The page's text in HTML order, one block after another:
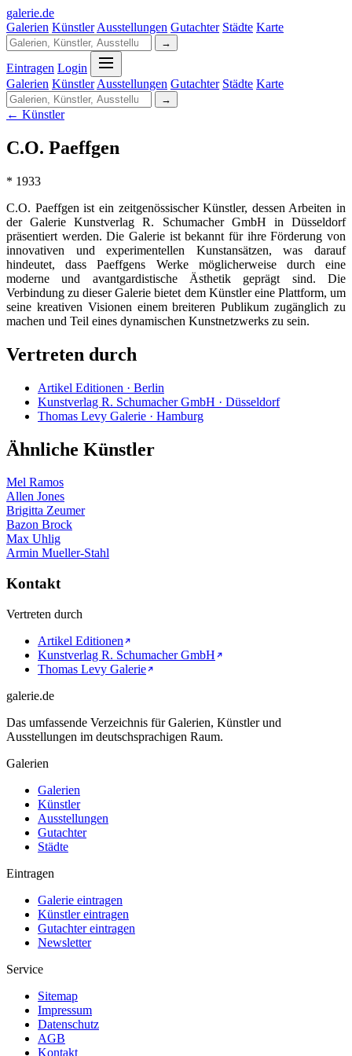
galerie.de
Galerien Künstler Ausstellungen Gutachter Städte Karte
→
Eintragen Login
Galerien Künstler Ausstellungen Gutachter Städte Karte
→
← Künstler
C.O. Paeffgen
* 1933
C.O. Paeffgen ist ein zeitgenössischer Künstler, dessen Arbeiten in
der Galerie Kunstverlag R. Schumacher GmbH in Düsseldorf
präsentiert werden. Die Galerie ist bekannt für ihre Förderung von
innovativen und experimentellen Kunstansätzen, was darauf
hindeutet, dass Paeffgens Werke möglicherweise durch eine
moderne und avantgardistische Ästhetik geprägt sind. Die
Verbindung zu dieser Galerie bietet dem Künstler eine Plattform, um
seine kreativen Visionen einem breiteren Publikum zugänglich zu
machen und Teil eines dynamischen Kunstnetzwerks zu sein.
Vertreten durch
Artikel Editionen · Berlin
Kunstverlag R. Schumacher GmbH · Düsseldorf
Thomas Levy Galerie · Hamburg
Ähnliche Künstler
Mel Ramos
Allen Jones
Brigitta Zeumer
Bazon Brock
Max Uhlig
Armin Mueller-Stahl
Kontakt
Vertreten durch
Artikel Editionen
Kunstverlag R. Schumacher GmbH
Thomas Levy Galerie
galerie.de
Das umfassende Verzeichnis für Galerien, Künstler und
Ausstellungen im deutschsprachigen Raum.
Galerien
Galerien
Künstler
Ausstellungen
Gutachter
Städte
Eintragen
Galerie eintragen
Künstler eintragen
Gutachter eintragen
Newsletter
Service
Sitemap
Impressum
Datenschutz
AGB
Kontakt